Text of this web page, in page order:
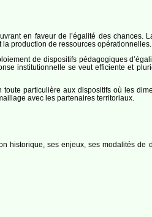
en faveur de l’égalité des chances.
production de ressources opérationnelles.
de dispositifs pédagogiques
institutionnelle se veut efficiente et
toute particulière aux dispositifs où les
avec les partenaires territoriaux.
historique, ses enjeux, ses modalités de